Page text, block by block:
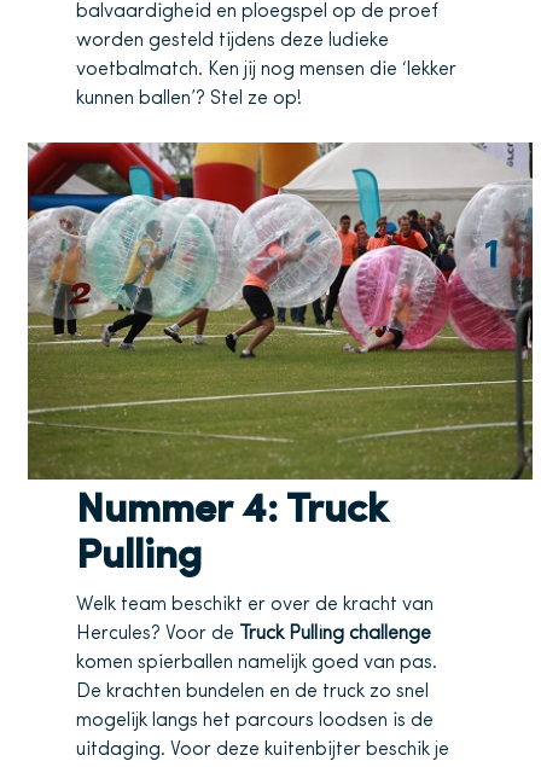
balvaardigheid en ploegspel op de proef
worden gesteld tijdens deze ludieke
voetbalmatch. Ken jij nog mensen die ‘lekker
kunnen ballen’? Stel ze op!
Nummer 4: Truck
Pulling
Welk team beschikt er over de kracht van
Hercules? Voor de
Truck Pulling challenge
komen spierballen namelijk goed van pas.
De krachten bundelen en de truck zo snel
mogelijk langs het parcours loodsen is de
uitdaging. Voor deze kuitenbijter beschik je